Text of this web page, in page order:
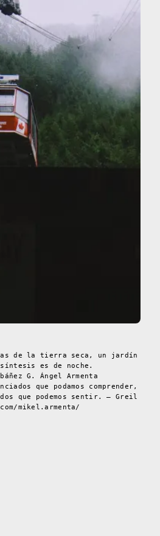
de la tierra seca, un jardín
es de noche.
G. Ángel Armenta
que podamos comprender,
que podemos sentir. – Greil
mikel.armenta/